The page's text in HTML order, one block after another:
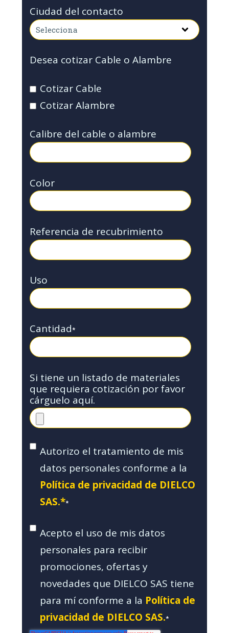
Ciudad del contacto
Desea cotizar Cable o Alambre
Cotizar Cable
Cotizar Alambre
Calibre del cable o alambre
Color
Referencia de recubrimiento
Uso
Cantidad*
Si tiene un listado de materiales
que requiera cotización por favor
cárguelo aquí.
Autorizo el tratamiento de mis
datos personales conforme a la
Política de privacidad de DIELCO
SAS.**
Acepto el uso de mis datos
personales para recibir
promociones, ofertas y
novedades que DIELCO SAS tiene
para mí conforme a la Política de
privacidad de DIELCO SAS.*